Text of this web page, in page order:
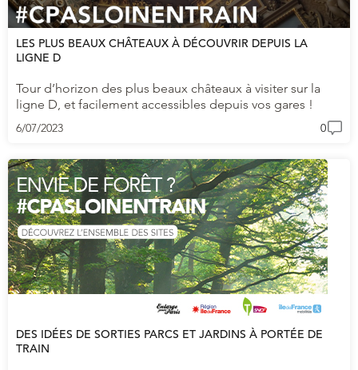
LES PLUS BEAUX CHÂTEAUX À DÉCOUVRIR DEPUIS LA
LIGNE D
Tour d’horizon des plus beaux châteaux à visiter sur la
ligne D, et facilement accessibles depuis vos gares !
6/07/2023 0
DES IDÉES DE SORTIES PARCS ET JARDINS À PORTÉE DE
TRAIN